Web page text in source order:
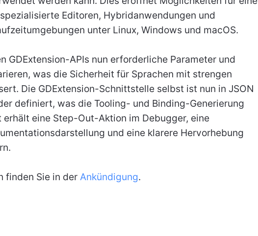
Editoren, Hybridanwendungen und
unter Linux, Windows und macOS.
GDExtension-APIs nun erforderliche Parameter und
was die Sicherheit für Sprachen mit strengen
Die GDExtension-Schnittstelle selbst ist nun in JSON
definiert, was die Tooling- und Binding-Generierung
eine Step-Out-Aktion im Debugger, eine
und eine klarere Hervorhebung
finden Sie in der Ankündigung.